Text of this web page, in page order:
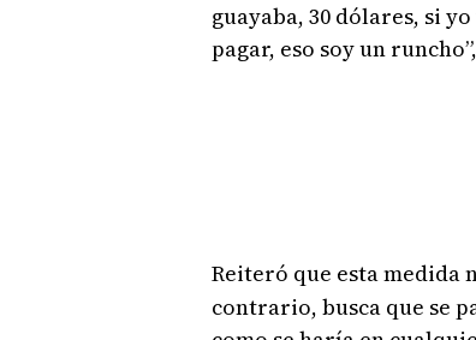
guayaba, 30 dólares, si
pagar, eso soy un
Reiteró que esta
contrario, busca que se